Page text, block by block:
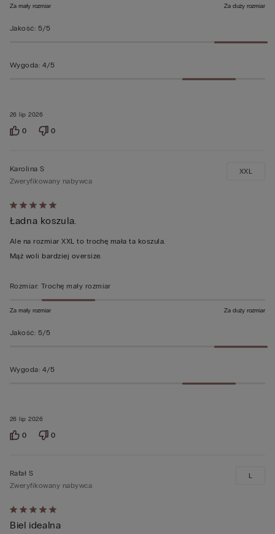
26 lip 2026
Za mały rozmiar Za duży rozmiar
Jakość: 5/5
Wygoda: 4/5
0 0
Ocena
5
z
5
26 lip 2026
Karolina S
Zweryfikowany nabywca
Ładna koszula.
Ale na rozmiar XXL to trochę mała ta koszula.
Mąż woli bardziej oversize.
XXL
Rozmiar: Trochę mały rozmiar
Za mały rozmiar Za duży rozmiar
Jakość: 5/5
Wygoda: 4/5
0 0
Ocena
5
Rafał S
Zweryfikowany nabywca
Biel idealna
L